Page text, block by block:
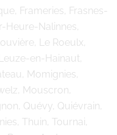
Frameries, Frasnes-
Heure-Nalinnes,
Le Roeulx,
en-Hainaut,
Momignies,
Mouscron,
Quévy, Quiévrain,
Thuin, Tournai,